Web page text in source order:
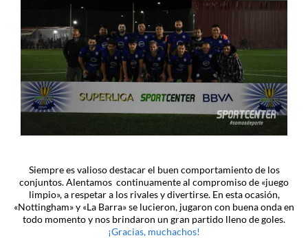
Siempre es valioso destacar el buen comportamiento de los
conjuntos. Alentamos continuamente al compromiso de «juego
limpio», a respetar a los rivales y divertirse. En esta ocasión,
«Nottingham» y «La Barra» se lucieron, jugaron con buena onda en
todo momento y nos brindaron un gran partido lleno de goles.
¡Gracias, muchachos!